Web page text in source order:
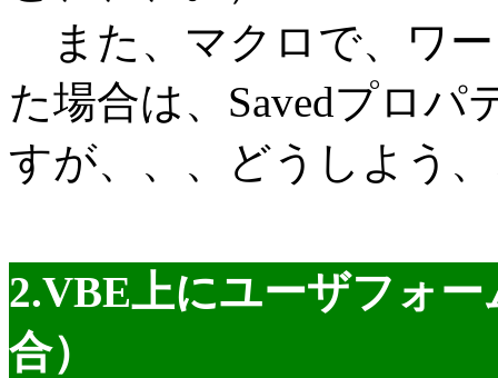
また、マクロで、ワ
た場合は、Savedプロパ
すが、、、どうしよう
2.VBE上にユーザフォ
合）